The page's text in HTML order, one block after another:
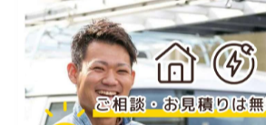
施工事例
お得情報
コラム
プライベート